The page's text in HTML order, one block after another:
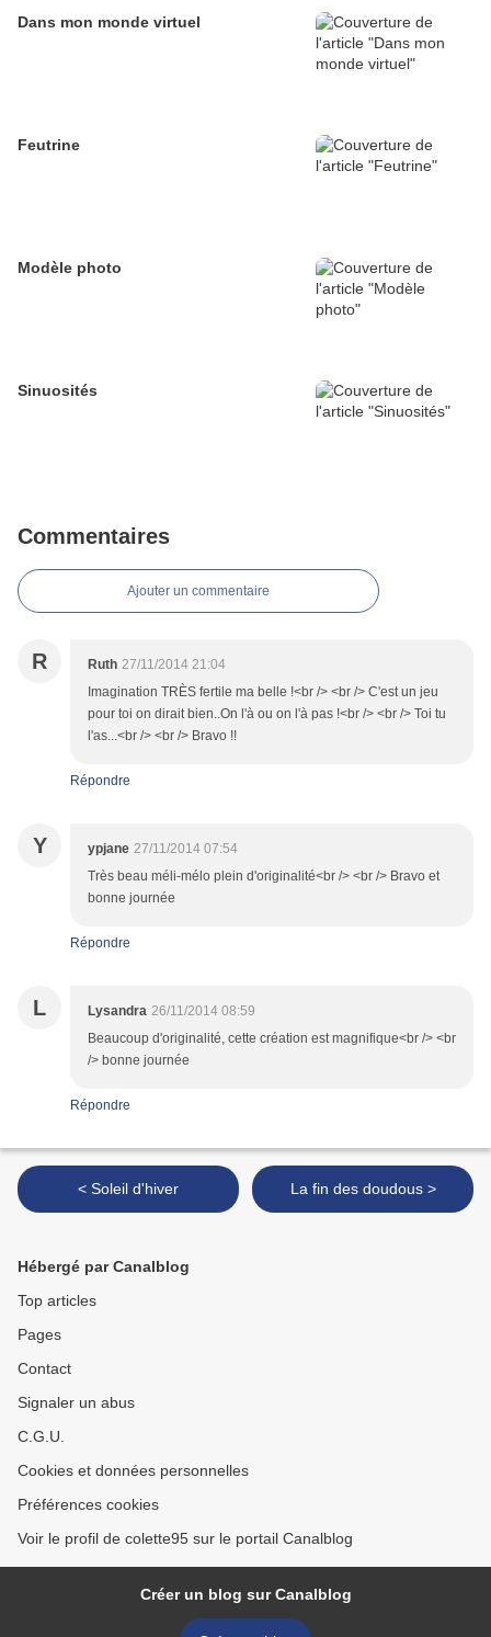
Dans mon monde virtuel
Feutrine
Modèle photo
Sinuosités
Commentaires
Ajouter un commentaire
R Ruth 27/11/2014 21:04
Imagination TRÈS fertile ma belle !<br /> <br /> C'est un jeu
pour toi on dirait bien..On l'à ou on l'à pas !<br /> <br /> Toi tu
l'as...<br /> <br /> Bravo !!
Répondre
Y ypjane 27/11/2014 07:54
Très beau méli-mélo plein d'originalité<br /> <br /> Bravo et
bonne journée
Répondre
L Lysandra 26/11/2014 08:59
Beaucoup d'originalité, cette création est magnifique<br /> <br
/> bonne journée
Répondre
< Soleil d'hiver La fin des doudous >
Hébergé par Canalblog
Top articles
Pages
Contact
Signaler un abus
C.G.U.
Cookies et données personnelles
Préférences cookies
Voir le profil de colette95 sur le portail Canalblog
Créer un blog sur Canalblog